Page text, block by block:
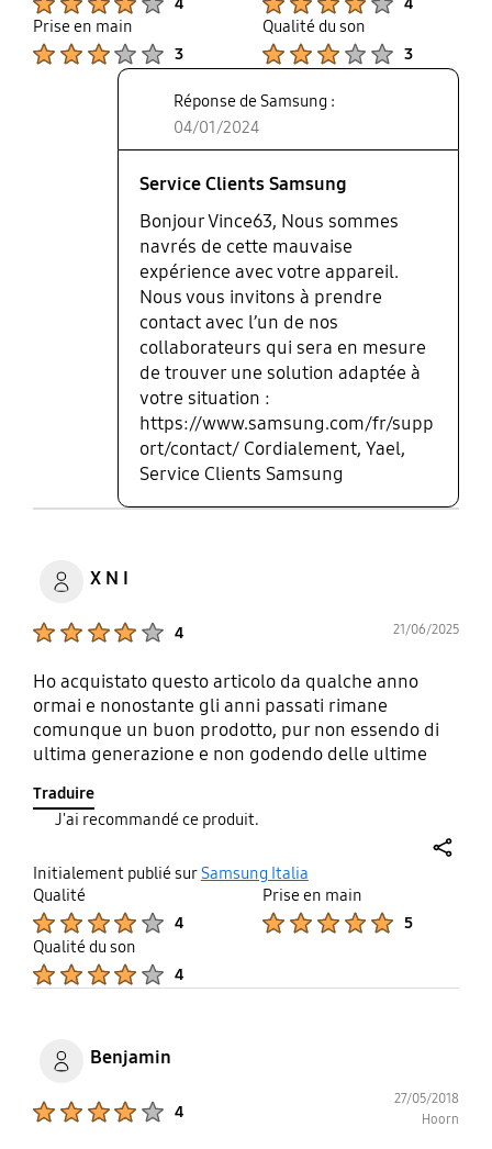
Prise en main
3
Qualité du son
3
Réponse de Samsung :
04/01/2024
Service Clients Samsung
Bonjour Vince63, Nous sommes
navrés de cette mauvaise
expérience avec votre appareil.
Nous vous invitons à prendre
contact avec l’un de nos
collaborateurs qui sera en mesure
de trouver une solution adaptée à
votre situation :
https://www.samsung.com/fr/supp
ort/contact/ Cordialement, Yael,
Service Clients Samsung
X N I
4 21/06/2025
Ho acquistato questo articolo da qualche anno
ormai e nonostante gli anni passati rimane
comunque un buon prodotto, pur non essendo di
ultima generazione e non godendo delle ultime
tipo di problema!
Traduire
J'ai recommandé ce produit.
Initialement publié surSamsung Italia
Qualité
4
Prise en main
5
Qualité du son
4
Benjamin
4
27/05/2018
Hoorn